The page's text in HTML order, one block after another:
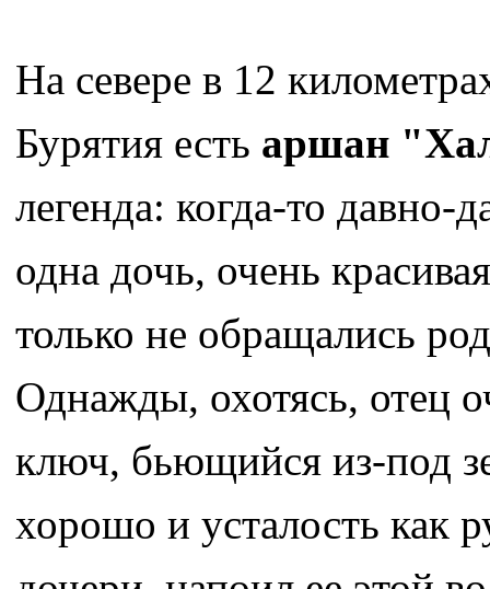
На севере в 12
Бурятия есть аршан
легенда: когда-то
одна дочь, очень
только не обращались
Однажды, охотясь, отец
ключ, бьющийся из-под
хорошо и усталость как